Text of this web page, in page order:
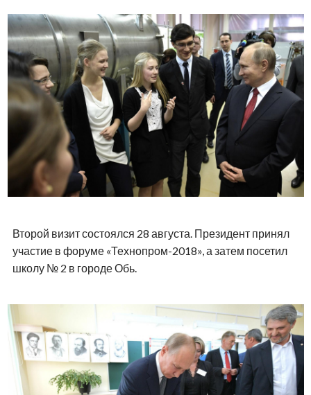
Второй визит состоялся 28 августа. Президент принял
участие в форуме «Технопром-2018», а затем посетил
школу № 2 в городе Обь.